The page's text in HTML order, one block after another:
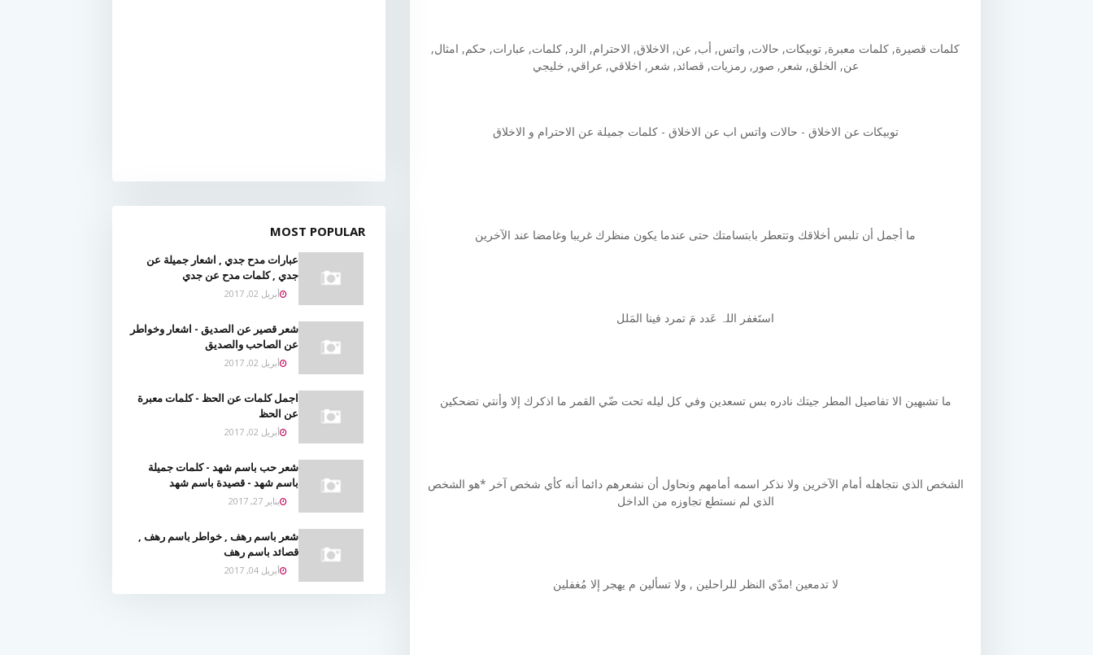
كلمات قصيرة, كلمات معبرة, توبيكات, حالات, واتس, أب, عن, الاخلاق, الاحترام, الرد, كلمات, عبارات, حكم, امثال,
عن, الخلق, شعر, صور, رمزيات, قصائد, شعر, اخلاقي, عراقي, خليجي
توبيكات عن الاخلاق - حالات واتس اب عن الاخلاق - كلمات جميلة عن الاحترام و الاخلاق
ما أجمل أن تلبس أخلاقك وتتعطر بابتسامتك حتى عندما يكون منظرك غريبا وغامضا عند الآخرين
استَغفر اللہ عَدد مَ تمرد فينا المَلل
ما تشبهين الا تفاصيل المطر جيتك نادره بس تسعدين وفي كل ليله تحت ضّي القمر ما اذكرك إلا وأنتي تضحكين
الشخص الذي نتجاهله أمام الآخرين ولا نذكر اسمه أمامهم ونحاول أن نشعرهم دائما أنه كأي شخص آخر *هو الشخص
الذي لم نستطع تجاوزه من الداخل
لا تدمعين !مدّي النظر للراحلين , ولا تسألين م يهجر إلا مُغفلين
MOST POPULAR
عبارات مدح جدي , اشعار جميلة عن
جدي , كلمات مدح عن جدي
أبريل 02, 2017
شعر قصير عن الصديق - اشعار وخواطر
عن الصاحب والصديق
أبريل 02, 2017
اجمل كلمات عن الحظ - كلمات معبرة
عن الحظ
أبريل 02, 2017
شعر حب باسم شهد - كلمات جميلة
باسم شهد - قصيدة باسم شهد
يناير 27, 2017
شعر باسم رهف , خواطر باسم رهف ,
قصائد باسم رهف
أبريل 04, 2017